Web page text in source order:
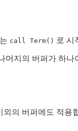
call Term() 로 시
머지의 버퍼가 하나
외의 버퍼에도 적용